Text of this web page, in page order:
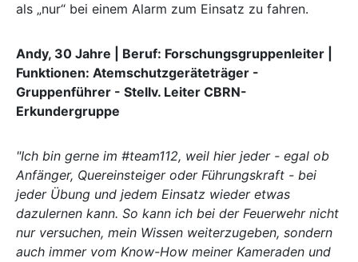
als „nur“ bei einem Alarm zum Einsatz zu fahren.
Andy, 30 Jahre | Beruf: Forschungsgruppenleiter |
Funktionen: Atemschutzgeräteträger -
Gruppenführer - Stellv. Leiter CBRN-
Erkundergruppe
"Ich bin gerne im #team112, weil hier jeder - egal ob
Anfänger, Quereinsteiger oder Führungskraft - bei
jeder Übung und jedem Einsatz wieder etwas
dazulernen kann. So kann ich bei der Feuerwehr nicht
nur versuchen, mein Wissen weiterzugeben, sondern
auch immer vom Know-How meiner Kameraden und